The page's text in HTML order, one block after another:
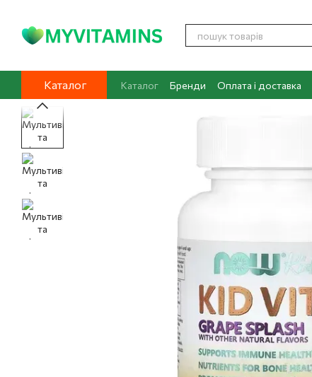
Каталог Каталог Бренди Оплата і доставка
Контакти
Про нас Блог